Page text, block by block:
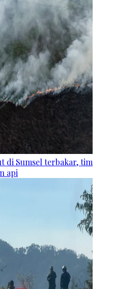
di Sumsel terbakar, tim
api